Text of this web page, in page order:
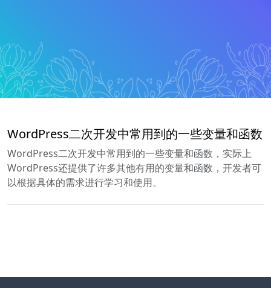
WordPress二次开发中常用到的一些变量和函数
WordPress二次开发中常用到的一些变量和函数，实际上
WordPress还提供了许多其他有用的变量和函数，开发者可
以根据具体的需求进行学习和使用。